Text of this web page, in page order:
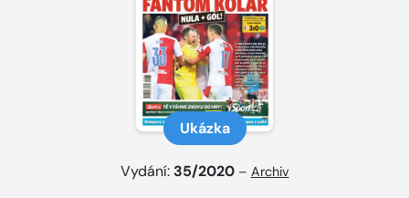
Ukázka
Vydání: 35/2020 – Archiv